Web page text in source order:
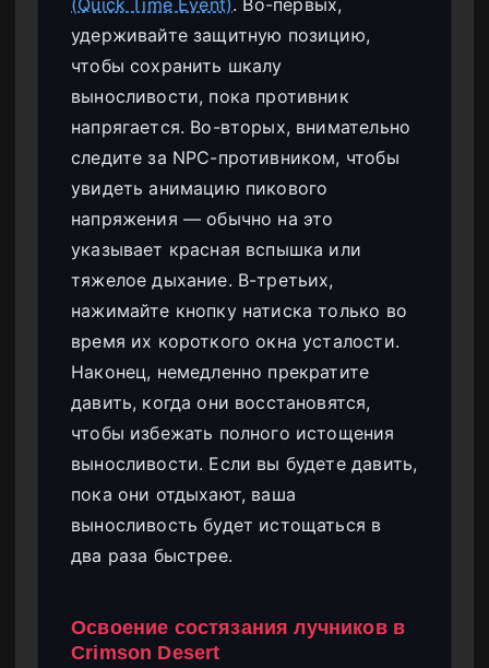
(Quick Time Event). Во-первых,
удерживайте защитную позицию,
чтобы сохранить шкалу
выносливости, пока противник
напрягается. Во-вторых, внимательно
следите за NPC-противником, чтобы
увидеть анимацию пикового
напряжения — обычно на это
указывает красная вспышка или
тяжелое дыхание. В-третьих,
нажимайте кнопку натиска только во
время их короткого окна усталости.
Наконец, немедленно прекратите
давить, когда они восстановятся,
чтобы избежать полного истощения
выносливости. Если вы будете давить,
пока они отдыхают, ваша
выносливость будет истощаться в
два раза быстрее.
Освоение состязания лучников в
Crimson Desert